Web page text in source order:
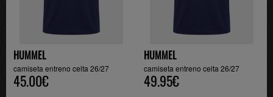
HUMMEL
camiseta entreno celta 26/27
45.00€
HUMMEL
camiseta entreno celta 26/27
49.95€